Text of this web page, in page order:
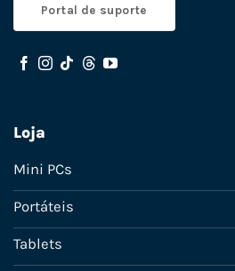
Portal de suporte
Loja
Mini PCs
Portáteis
Tablets